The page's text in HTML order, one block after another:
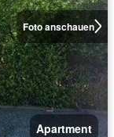
Foto anschauen
Apartment